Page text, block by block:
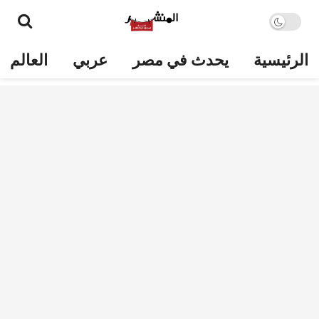
الرئيسية يحدث في مصر عربي العالم